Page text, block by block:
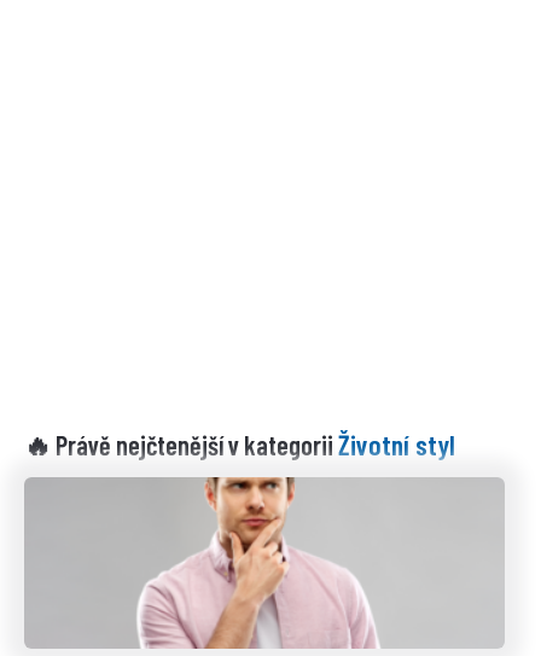
🔥 Právě nejčtenější v kategoriiŽivotní styl